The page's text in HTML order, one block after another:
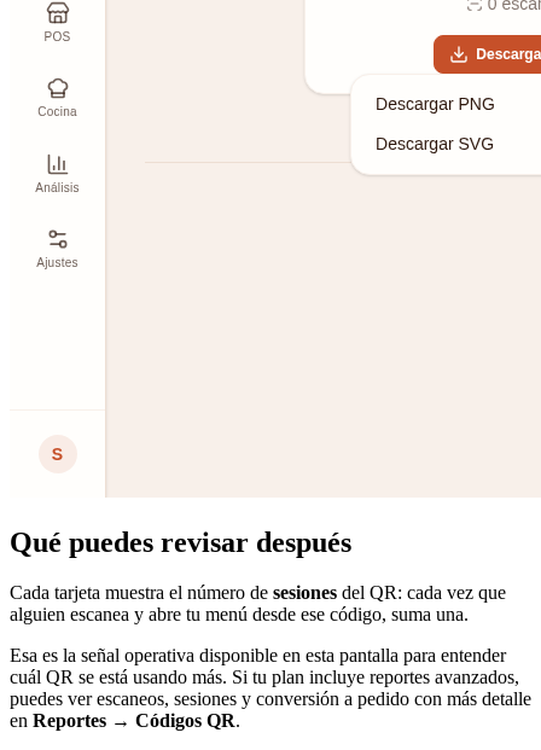
Qué puedes revisar después
Cada tarjeta muestra el número de sesiones del QR: cada vez que
alguien escanea y abre tu menú desde ese código, suma una.
Esa es la señal operativa disponible en esta pantalla para entender
cuál QR se está usando más. Si tu plan incluye reportes avanzados,
puedes ver escaneos, sesiones y conversión a pedido con más detalle
en Reportes → Códigos QR.